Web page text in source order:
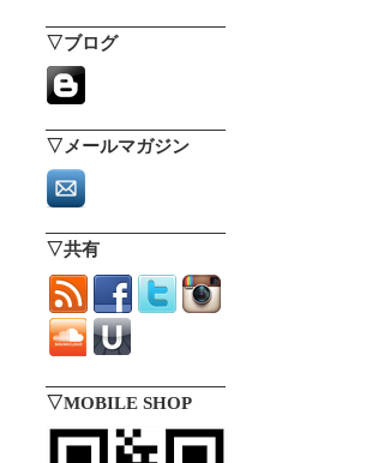
▽ブログ
▽メールマガジン
▽共有
▽MOBILE SHOP